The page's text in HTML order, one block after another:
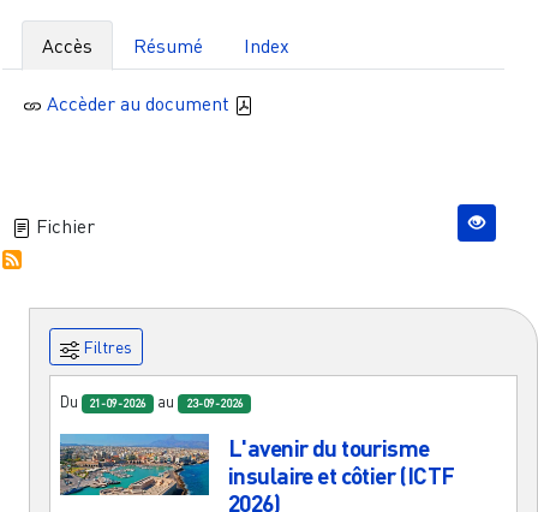
Accès Résumé Index
Accèder au document
Fichier
Filtres
Du 21-09-2026 au 23-09-2026
L'avenir du tourisme
insulaire et côtier (ICTF
2026)